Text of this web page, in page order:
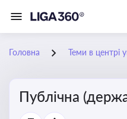
Головна Теми в центрі
Публічна